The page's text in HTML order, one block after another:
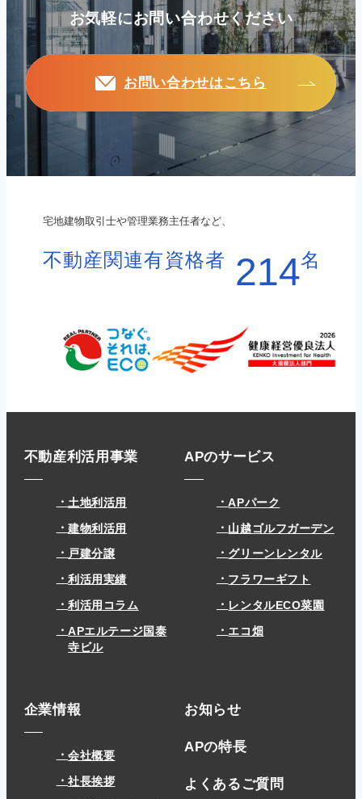
お気軽にお問い合わせください
お問い合わせはこちら
宅地建物取引士や管理業務主任者など、
不動産関連有資格者 214名
不動産利活用事業
土地利活用
建物利活用
戸建分譲
利活用実績
利活用コラム
APエルテージ国泰
寺ビル
APのサービス
APパーク
山越ゴルフガーデン
グリーンレンタル
フラワーギフト
レンタルECO菜園
エコ畑
企業情報
会社概要
社長挨拶
お知らせ
APの特長
よくあるご質問